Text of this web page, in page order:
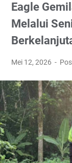
Eagle
Melalui
Mei 12, 2026